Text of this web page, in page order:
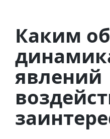
Каким
явлений